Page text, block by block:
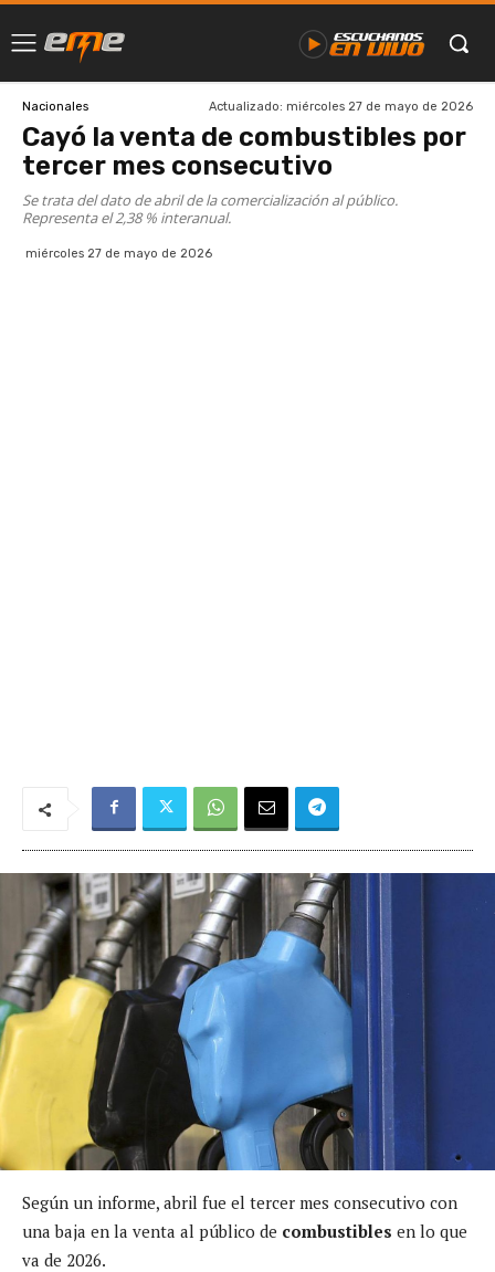
Nacionales Actualizado: miércoles 27 de mayo de 2026
Cayó la venta de combustibles por
tercer mes consecutivo
Se trata del dato de abril de la comercialización al público.
Representa el 2,38 % interanual.
miércoles 27 de mayo de 2026
Según un informe, abril fue el tercer mes consecutivo con
una baja en la venta al público de combustibles en lo que
va de 2026.